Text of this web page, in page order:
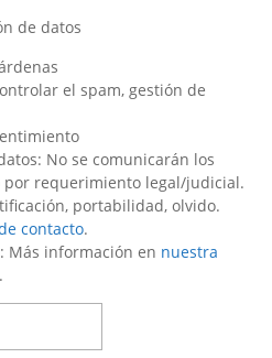
de datos
el spam, gestión de
No se comunicarán los
por requerimiento legal/judicial.
portabilidad, olvido.
contacto.
Más información en nuestra
.